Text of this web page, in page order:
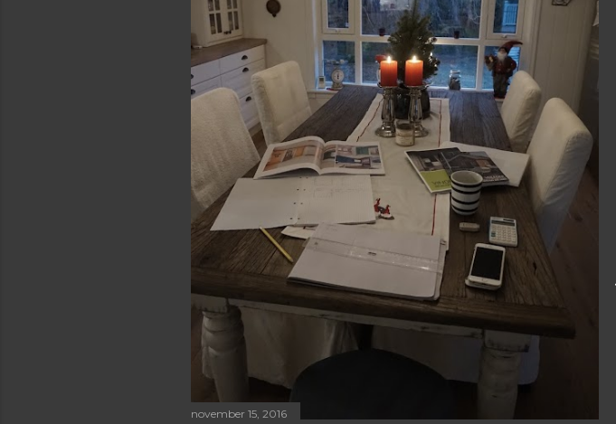
november 15, 2016